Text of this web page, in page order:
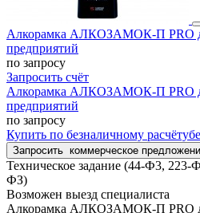
Алкорамка АЛКОЗАМОК-П PRO
предприятий
по запросу
Запросить счёт
Алкорамка АЛКОЗАМОК-П PRO
предприятий
по запросу
Купить по безналичному расчёту
Запросить коммерческое
Техническое задание (44-Ф3, 223-
ФЗ)
Возможен выезд специалиста
Алкорамка АЛКОЗАМОК-П PRO